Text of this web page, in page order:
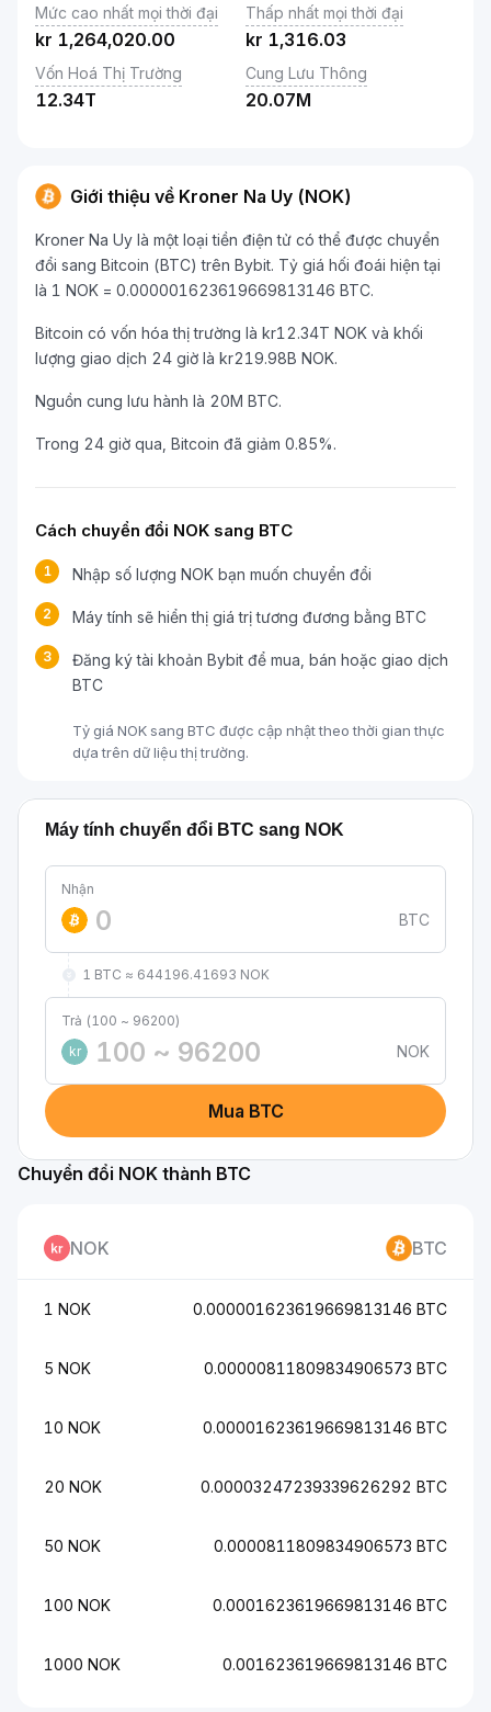
Mức cao nhất mọi thời đại
kr 1,264,020.00
Thấp nhất mọi thời đại
kr 1,316.03
Vốn Hoá Thị Trường
12.34T
Cung Lưu Thông
20.07M
Giới thiệu về Kroner Na Uy (NOK)
Kroner Na Uy là một loại tiền điện tử có thể được chuyển
đổi sang Bitcoin (BTC) trên Bybit. Tỷ giá hối đoái hiện tại
là 1 NOK = 0.000001623619669813146 BTC.
Bitcoin có vốn hóa thị trường là kr12.34T NOK và khối
lượng giao dịch 24 giờ là kr219.98B NOK.
Nguồn cung lưu hành là 20M BTC.
Trong 24 giờ qua, Bitcoin đã giảm 0.85%.
Cách chuyển đổi NOK sang BTC
1 Nhập số lượng NOK bạn muốn chuyển đổi
2 Máy tính sẽ hiển thị giá trị tương đương bằng BTC
3
Đăng ký tài khoản Bybit để mua, bán hoặc giao dịch
BTC
Tỷ giá NOK sang BTC được cập nhật theo thời gian thực
dựa trên dữ liệu thị trường.
Máy tính chuyển đổi BTC sang NOK
Nhận
BTC
1 BTC ≈ 644196.41693 NOK
Trả (100 ~ 96200)
kr
NOK
Mua BTC
Chuyển đổi NOK thành BTC
NOK BTC
1 NOK 0.000001623619669813146 BTC
5 NOK 0.00000811809834906573 BTC
10 NOK 0.00001623619669813146 BTC
20 NOK 0.00003247239339626292 BTC
50 NOK 0.0000811809834906573 BTC
100 NOK 0.0001623619669813146 BTC
1000 NOK 0.001623619669813146 BTC